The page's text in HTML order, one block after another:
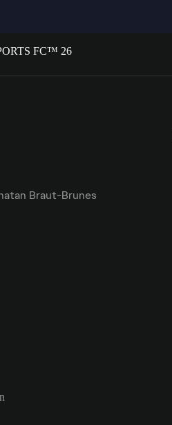
Braut-Brunes